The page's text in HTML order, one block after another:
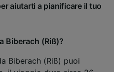
aiutarti a pianificare il tuo
Biberach (Riß)?
Biberach (Riß) puoi